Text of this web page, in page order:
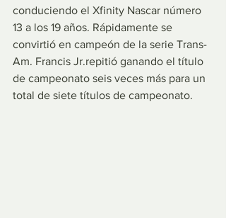
conduciendo el Xfinity Nascar número
13 a los 19 años. Rápidamente se
convirtió en campeón de la serie Trans-
Am. Francis Jr.repitió ganando el título
de campeonato seis veces más para un
total de siete títulos de campeonato.